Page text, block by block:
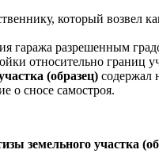
который
гаража разрешенным
относительно границ
(образец) содержал
о сносе самостроя.
земельного участка